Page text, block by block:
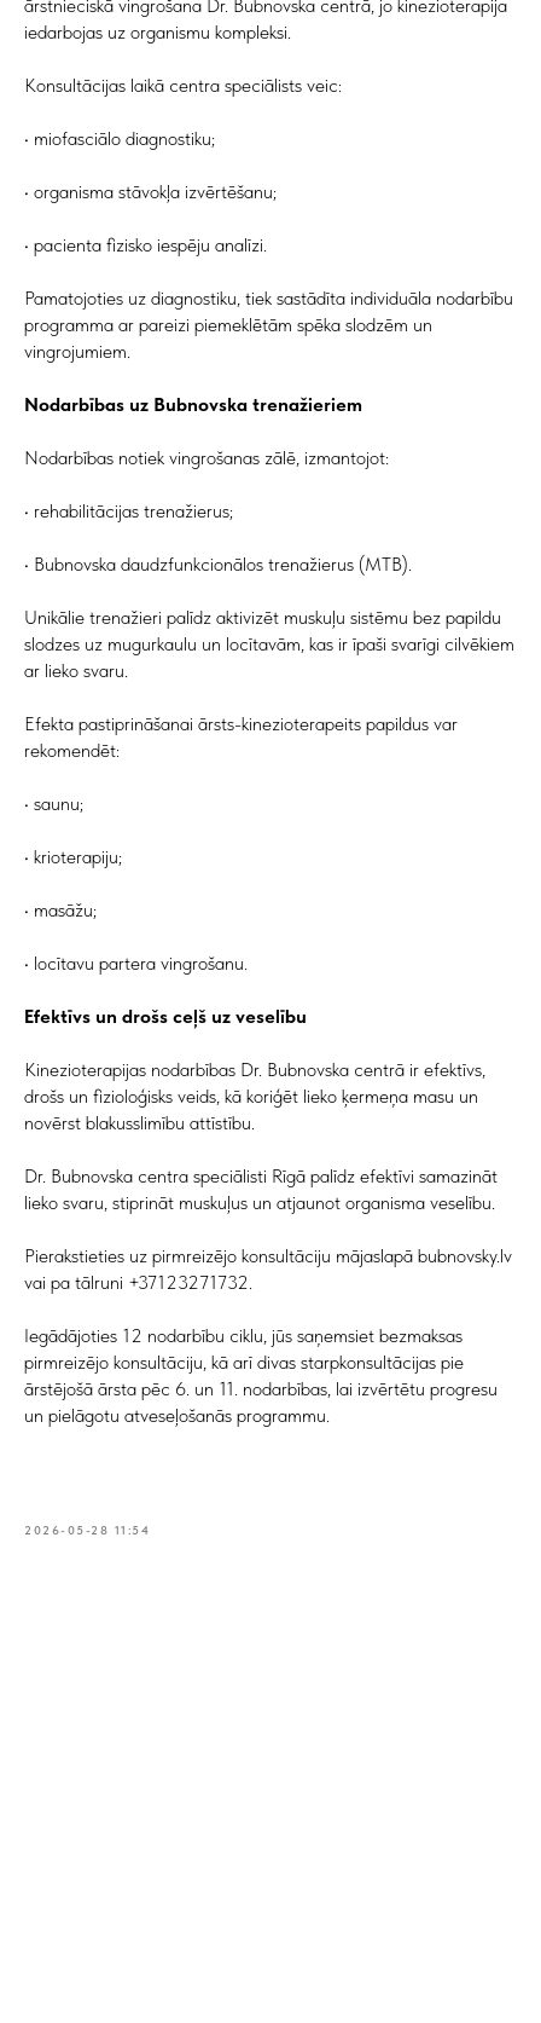
ārstnieciskā vingrošana Dr. Bubnovska centrā, jo kinezioterapija
iedarbojas uz organismu kompleksi.
Konsultācijas laikā centra speciālists veic:
• miofasciālo diagnostiku;
• organisma stāvokļa izvērtēšanu;
• pacienta fizisko iespēju analīzi.
Pamatojoties uz diagnostiku, tiek sastādīta individuāla nodarbību
programma ar pareizi piemeklētām spēka slodzēm un
vingrojumiem.
Nodarbības uz Bubnovska trenažieriem
Nodarbības notiek vingrošanas zālē, izmantojot:
• rehabilitācijas trenažierus;
• Bubnovska daudzfunkcionālos trenažierus (MTB).
Unikālie trenažieri palīdz aktivizēt muskuļu sistēmu bez papildu
slodzes uz mugurkaulu un locītavām, kas ir īpaši svarīgi cilvēkiem
ar lieko svaru.
Efekta pastiprināšanai ārsts-kinezioterapeits papildus var
rekomendēt:
• saunu;
• krioterapiju;
• masāžu;
• locītavu partera vingrošanu.
Efektīvs un drošs ceļš uz veselību
Kinezioterapijas nodarbības Dr. Bubnovska centrā ir efektīvs,
drošs un fizioloģisks veids, kā koriģēt lieko ķermeņa masu un
novērst blakusslimību attīstību.
Dr. Bubnovska centra speciālisti Rīgā palīdz efektīvi samazināt
lieko svaru, stiprināt muskuļus un atjaunot organisma veselību.
Pierakstieties uz pirmreizējo konsultāciju mājaslapā bubnovsky.lv
vai pa tālruni +37123271732.
Iegādājoties 12 nodarbību ciklu, jūs saņemsiet bezmaksas
pirmreizējo konsultāciju, kā arī divas starpkonsultācijas pie
ārstējošā ārsta pēc 6. un 11. nodarbības, lai izvērtētu progresu
un pielāgotu atveseļošanās programmu.
2026-05-28 11:54